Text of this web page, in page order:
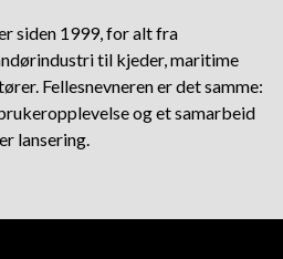
siden 1999, for alt fra
til kjeder, maritime
Fellesnevneren er det samme:
og et samarbeid
lansering.